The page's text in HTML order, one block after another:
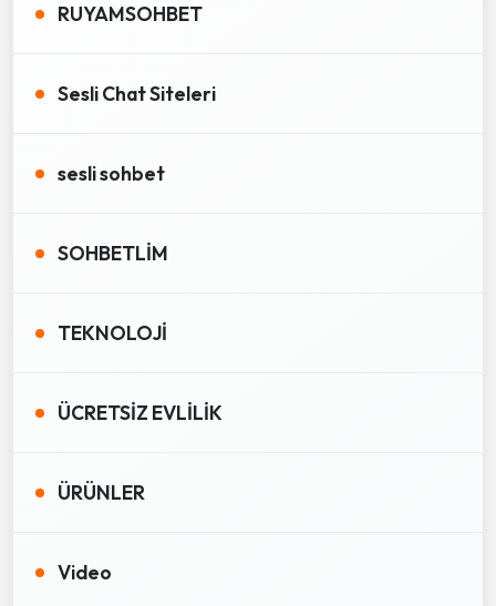
RUYAMSOHBET
Sesli Chat Siteleri
sesli sohbet
SOHBETLİM
TEKNOLOJİ
ÜCRETSİZ EVLİLİK
ÜRÜNLER
Video